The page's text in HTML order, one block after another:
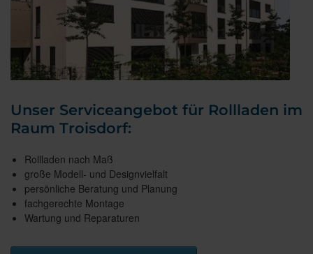
Unser Serviceangebot für Rollladen im
Raum Troisdorf:
Rollladen nach Maß
große Modell- und Designvielfalt
persönliche Beratung und Planung
fachgerechte Montage
Wartung und Reparaturen